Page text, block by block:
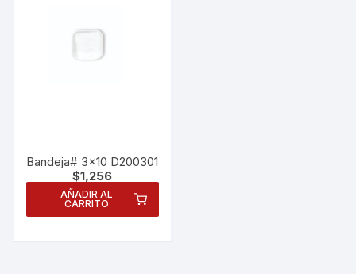
Bandeja# 3×10 D200301
$1,256
AÑADIR AL
CARRITO